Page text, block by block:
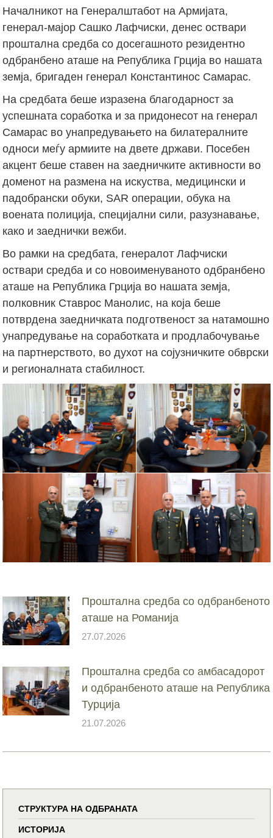
Началникот на Генералштабот на Армијата,
генерал-мајор Сашко Лафчиски, денес оствари
проштална средба со досегашното резидентно
одбранбено аташе на Република Грција во нашата
земја, бригаден генерал Константинос Самарас.
На средбата беше изразена благодарност за
успешната соработка и за придонесот на генерал
Самарас во унапредувањето на билатералните
односи меѓу армиите на двете држави. Посебен
акцент беше ставен на заедничките активности во
доменот на размена на искуства, медицински и
падобрански обуки, SAR операции, обука на
воената полиција, специјални сили, разузнавање,
како и заеднички вежби.
Во рамки на средбата, генералот Лафчиски
оствари средба и со новоименуваното одбранбено
аташе на Република Грција во нашата земја,
полковник Ставрос Манолис, на која беше
потврдена заедничката подготвеност за натамошно
унапредување на соработката и продлабочување
на партнерството, во духот на сојузничките обврски
и регионалната стабилност.
Проштална средба со одбранбеното
аташе на Романија
27.07.2026
Проштална средба со амбасадорот
и одбранбеното аташе на Република
Турција
21.07.2026
СТРУКТУРА НА ОДБРАНАТА
ИСТОРИЈА